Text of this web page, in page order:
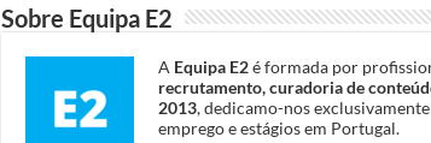
Sobre Equipa E2
A Equipa E2é formada por
recrutamento, curadoria de
2013, dedicamo-nos
emprego e estágios em Portugal.